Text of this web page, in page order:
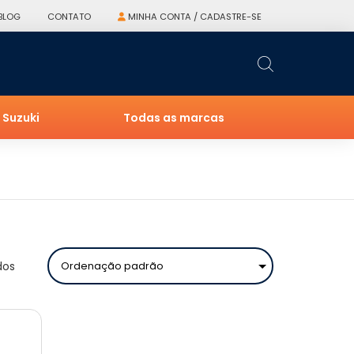
CONTATO MINHA CONTA / CADASTRE-SE
Suzuki Todas as marcas